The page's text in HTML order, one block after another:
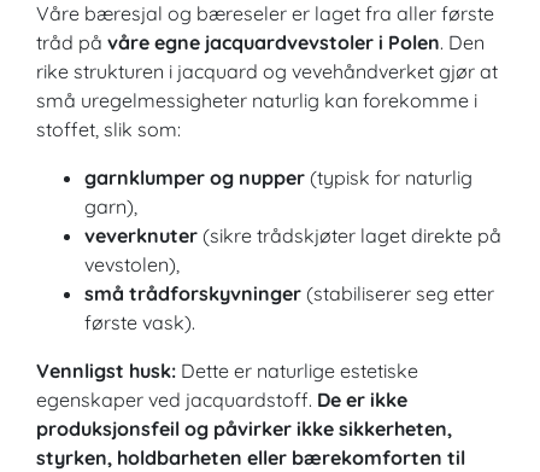
Våre bæresjal og bæreseler er laget fra aller første
tråd på våre egne jacquardvevstoler i Polen. Den
rike strukturen i jacquard og vevehåndverket gjør at
små uregelmessigheter naturlig kan forekomme i
stoffet, slik som:
garnklumper og nupper (typisk for naturlig
garn),
veverknuter (sikre trådskjøter laget direkte på
vevstolen),
små trådforskyvninger (stabiliserer seg etter
første vask).
Vennligst husk: Dette er naturlige estetiske
egenskaper ved jacquardstoff. De er ikke
produksjonsfeil og påvirker ikke sikkerheten,
styrken, holdbarheten eller bærekomforten til